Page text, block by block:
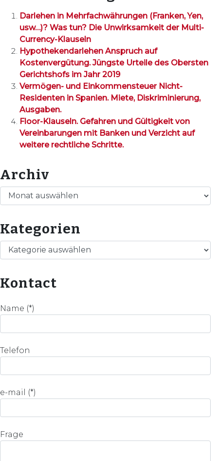
Darlehen in Mehrfachwährungen (Franken, Yen,
usw…)? Was tun? Die Unwirksamkeit der Multi-
Currency-Klauseln
Hypothekendarlehen Anspruch auf
Kostenvergütung. Jüngste Urteile des Obersten
Gerichtshofs im Jahr 2019
Vermögen- und Einkommensteuer Nicht-
Residenten in Spanien. Miete, Diskriminierung,
Ausgaben.
Floor-Klauseln. Gefahren und Gültigkeit von
Vereinbarungen mit Banken und Verzicht auf
weitere rechtliche Schritte.
Archiv
Archiv
Kategorien
Kategorien
Kontact
Name (*)
Telefon
e-mail (*)
Frage